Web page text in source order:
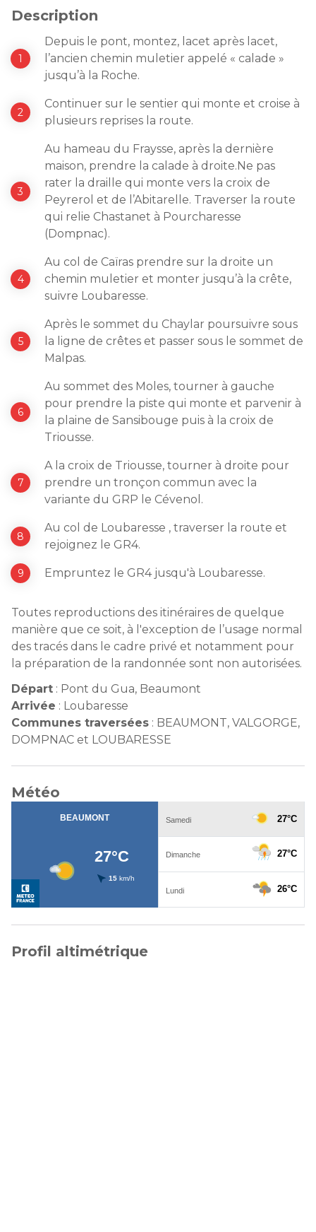
Description
Depuis le pont, montez, lacet après lacet,
l’ancien chemin muletier appelé « calade »
jusqu’à la Roche.
Continuer sur le sentier qui monte et croise à
plusieurs reprises la route.
Au hameau du Fraysse, après la dernière
maison, prendre la calade à droite.Ne pas
rater la draille qui monte vers la croix de
Peyrerol et de l’Abitarelle. Traverser la route
qui relie Chastanet à Pourcharesse
(Dompnac).
Au col de Caïras prendre sur la droite un
chemin muletier et monter jusqu’à la crête,
suivre Loubaresse.
Après le sommet du Chaylar poursuivre sous
la ligne de crêtes et passer sous le sommet de
Malpas.
Au sommet des Moles, tourner à gauche
pour prendre la piste qui monte et parvenir à
la plaine de Sansibouge puis à la croix de
Triousse.
A la croix de Triousse, tourner à droite pour
prendre un tronçon commun avec la
variante du GRP le Cévenol.
Au col de Loubaresse , traverser la route et
rejoignez le GR4.
Empruntez le GR4 jusqu'à Loubaresse.
Toutes reproductions des itinéraires de quelque
manière que ce soit, à l'exception de l’usage normal
des tracés dans le cadre privé et notamment pour
la préparation de la randonnée sont non autorisées.
Départ : Pont du Gua, Beaumont
Arrivée : Loubaresse
Communes traversées : BEAUMONT, VALGORGE,
DOMPNAC et LOUBARESSE
Météo
Profil altimétrique